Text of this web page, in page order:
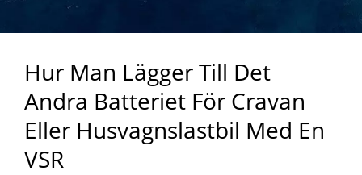
Växlingspaneler, Säkringar,
Strömbrytare | YIS Marine
marina produkter till konkurrenskraftiga priser.
Hur Man Lägger Till Det
Andra Batteriet För Cravan
Eller Husvagnslastbil Med En
VSR